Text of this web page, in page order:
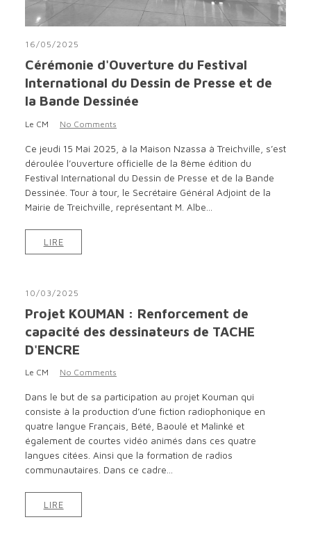
16/05/2025
Cérémonie d'Ouverture du Festival
International du Dessin de Presse et de
la Bande Dessinée
Le CM No Comments
Ce jeudi 15 Mai 2025, à la Maison Nzassa à Treichville, s’est
déroulée l’ouverture officielle de la 8ème édition du
Festival International du Dessin de Presse et de la Bande
Dessinée. Tour à tour, le Secrétaire Général Adjoint de la
Mairie de Treichville, représentant M. Albe...
LIRE
10/03/2025
Projet KOUMAN : Renforcement de
capacité des dessinateurs de TACHE
D'ENCRE
Le CM No Comments
Dans le but de sa participation au projet Kouman qui
consiste à la production d’une fiction radiophonique en
quatre langue Français, Bété, Baoulé et Malinké et
également de courtes vidéo animés dans ces quatre
langues citées. Ainsi que la formation de radios
communautaires. Dans ce cadre...
LIRE